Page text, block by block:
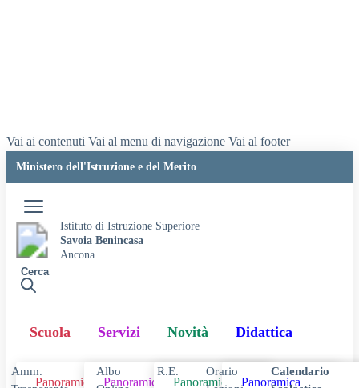
Vai ai contenuti Vai al menu di navigazione Vai al footer
Ministero dell'Istruzione e del Merito
Istituto di Istruzione Superiore
Savoia Benincasa
Ancona
Cerca
Scuola
Panoramica
Servizi
Panoramica
Novità
Panoramica
Didattica
Panoramica
Amm.
Albo
R.E.
Orario
Calendario